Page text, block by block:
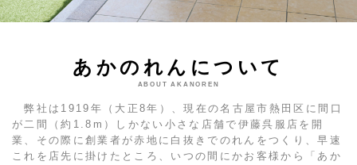
あかのれんについて
ABOUT AKANOREN
弊社は1919年（大正8年）、現在の名古屋市熱田区に間口
が二間（約1.8m）しかない小さな店舗で伊藤呉服店を開
業、その際に創業者が赤地に白抜きでのれんをつくり、早速
これを店先に掛けたところ、いつの間にかお客様から「あか